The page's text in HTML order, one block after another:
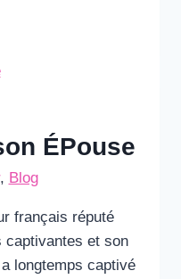
ÉPouse
, Blog
français réputé
captivantes et son
longtemps captivé